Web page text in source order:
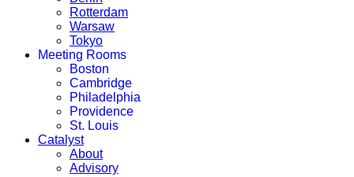
Rotterdam
Warsaw
Tokyo
Meeting Rooms
Boston
Cambridge
Philadelphia
Providence
St. Louis
Catalyst
About
Advisory